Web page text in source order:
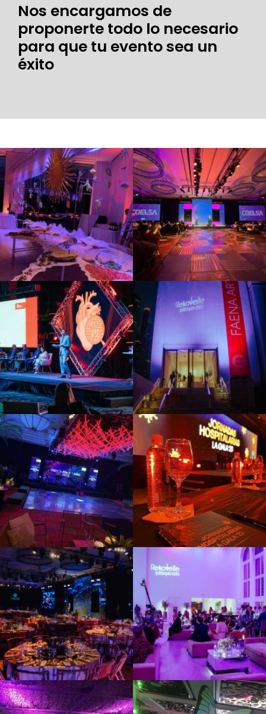
Nos encargamos de
proponerte todo lo necesario
para que tu evento sea un
éxito